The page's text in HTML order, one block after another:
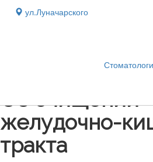
ул.Луначарского
Об очищении
желудочно-
тракта